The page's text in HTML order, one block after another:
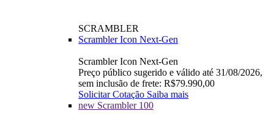
SCRAMBLER
Scrambler Icon Next-Gen
Scrambler Icon Next-Gen
Preço público sugerido e válido até 31/08/2026,
sem inclusão de frete: R$79.990,00
Solicitar Cotação Saiba mais
new Scrambler 100